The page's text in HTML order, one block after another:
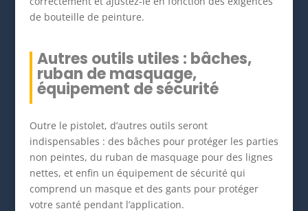
de bouteille de peinture.
Autres outils utiles : bâches,
ruban de masquage,
équipement de sécurité
Outre le pistolet, d’autres outils seront
indispensables : des bâches pour protéger les parties
non peintes, du ruban de masquage pour des lignes
nettes, et enfin un équipement de sécurité qui
comprend un masque et des gants pour protéger
votre santé pendant l’application.